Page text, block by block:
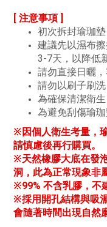
[ 注意事項 ]
初次拆封瑜珈
建議先以濕布
3-7天，以降低
請勿直接日曬，
請勿以刷子刷洗
為確保清潔衛
為避免刮傷瑜
※因個人衛生考量，
請慎慮後再行購買。
※天然橡膠大底在發
洞，此為正常現象非
※99% 不含乳膠，不
※採用開孔結構與吸
會隨著時間出現自然